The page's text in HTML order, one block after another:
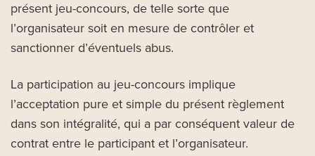
présent jeu-concours, de telle sorte que
l’organisateur soit en mesure de contrôler et
sanctionner d’éventuels abus.
La participation au jeu-concours implique
l’acceptation pure et simple du présent règlement
dans son intégralité, qui a par conséquent valeur de
contrat entre le participant et l’organisateur.